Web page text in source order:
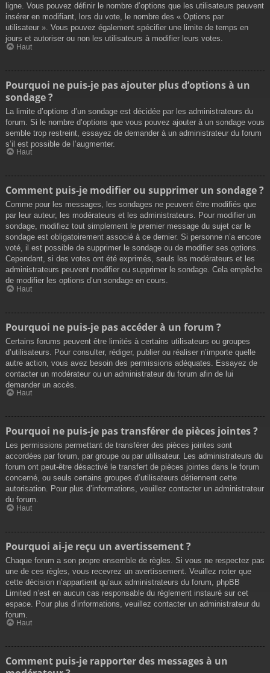
ligne. Vous pouvez définir le nombre d’options que les utilisateurs peuvent
insérer en modifiant, lors du vote, le nombre des « Options par
utilisateur ». Vous pouvez également spécifier une limite de temps en
jours et autoriser ou non les utilisateurs à modifier leurs votes.
Haut
Pourquoi ne puis-je pas ajouter plus d’options à un
sondage ?
La limite d’options d’un sondage est décidée par les administrateurs du
forum. Si le nombre d’options que vous pouvez ajouter à un sondage vous
semble trop restreint, essayez de demander à un administrateur du forum
s’il est possible de l’augmenter.
Haut
Comment puis-je modifier ou supprimer un sondage ?
Comme pour les messages, les sondages ne peuvent être modifiés que
par leur auteur, les modérateurs et les administrateurs. Pour modifier un
sondage, modifiez tout simplement le premier message du sujet car le
sondage est obligatoirement associé à ce dernier. Si personne n’a encore
voté, il est possible de supprimer le sondage ou de modifier ses options.
Cependant, si des votes ont été exprimés, seuls les modérateurs et les
administrateurs peuvent modifier ou supprimer le sondage. Cela empêche
de modifier les options d’un sondage en cours.
Haut
Pourquoi ne puis-je pas accéder à un forum ?
Certains forums peuvent être limités à certains utilisateurs ou groupes
d’utilisateurs. Pour consulter, rédiger, publier ou réaliser n’importe quelle
autre action, vous avez besoin des permissions adéquates. Essayez de
contacter un modérateur ou un administrateur du forum afin de lui
demander un accès.
Haut
Pourquoi ne puis-je pas transférer de pièces jointes ?
Les permissions permettant de transférer des pièces jointes sont
accordées par forum, par groupe ou par utilisateur. Les administrateurs du
forum ont peut-être désactivé le transfert de pièces jointes dans le forum
concerné, ou seuls certains groupes d’utilisateurs détiennent cette
autorisation. Pour plus d’informations, veuillez contacter un administrateur
du forum.
Haut
Pourquoi ai-je reçu un avertissement ?
Chaque forum a son propre ensemble de règles. Si vous ne respectez pas
une de ces règles, vous recevrez un avertissement. Veuillez noter que
cette décision n’appartient qu’aux administrateurs du forum, phpBB
Limited n’est en aucun cas responsable du règlement instauré sur cet
espace. Pour plus d’informations, veuillez contacter un administrateur du
forum.
Haut
Comment puis-je rapporter des messages à un